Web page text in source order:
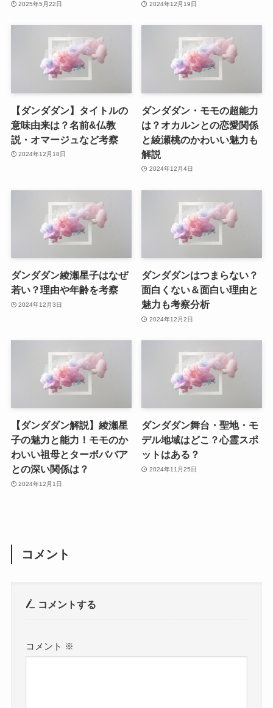
2025年5月22日 2024年12月19日
【ダンダダン】タイトルの
意味由来は？名前&仏教
説・オマージュなど考察
2024年12月18日
ダンダダン・モモの超能力
は？オカルンとの恋愛関係
と綾瀬桃のかわいい魅力も
解説
2024年12月4日
ダンダダン綾瀬星子はなぜ
若い？理由や年齢を考察
2024年12月3日
ダンダダンはつまらない？
面白くない＆面白い理由と
魅力も考察分析
2024年12月2日
【ダンダダン解説】綾瀬星
子の魅力と能力！モモのか
わいい祖母とターボババア
との深い関係は？
2024年12月1日
ダンダダン舞台・聖地・モ
デル地域はどこ？心霊スポ
ットはある？
2024年11月25日
コメント
コメントする
コメント ※